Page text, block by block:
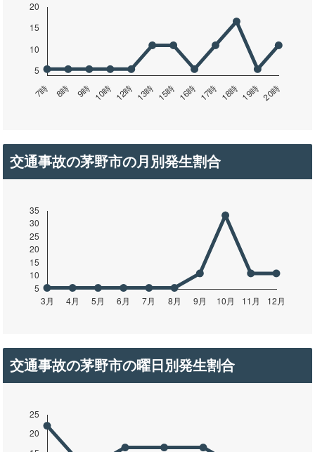
交通事故の茅野市の月別発生割合
交通事故の茅野市の曜日別発生割合